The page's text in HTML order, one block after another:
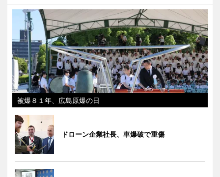
被爆８１年、広島原爆の日
ドローン企業社長、車爆破で重傷